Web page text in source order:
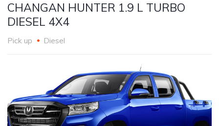
CHANGAN HUNTER 1.9 L TURBO
DIESEL 4X4
Pick up Diesel